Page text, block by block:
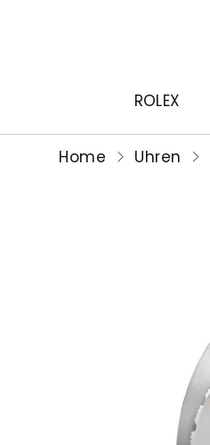
ROLEX
Home Uhren